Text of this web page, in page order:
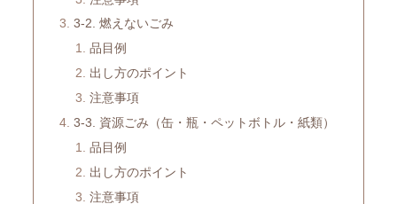
3-2. 燃えないごみ
品目例
出し方のポイント
注意事項
3-3. 資源ごみ（缶・瓶・ペットボトル・紙類）
品目例
出し方のポイント
注意事項